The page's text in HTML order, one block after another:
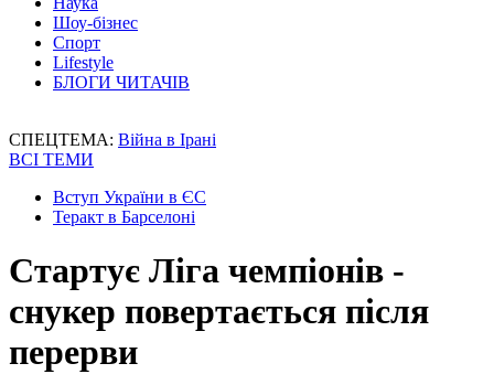
Шоу-бізнес
Спорт
Lifestyle
БЛОГИ ЧИТАЧІВ
СПЕЦТЕМА: Війна в Ірані
ВСІ ТЕМИ
Вступ України в ЄС
Теракт в Барселоні
Стартує Ліга чемпіонів -
снукер повертається після
перерви